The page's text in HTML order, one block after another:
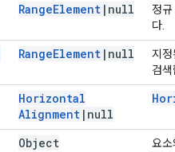
RangeElement | null
정
다.
RangeElement | null
지정
검색
Horizontal
Alignment | null
Object 요소